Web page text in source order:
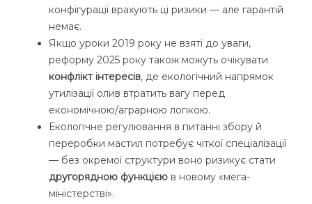
конфігурації врахують ці ризики — але гарантій
немає.
Якщо уроки 2019 року не взяті до уваги,
реформу 2025 року також можуть очікувати
конфлікт інтересів, де екологічний напрямок
утилізації олив втратить вагу перед
економічною/аграрною логікою.
Екологічне регулювання в питанні збору й
переробки мастил потребує чіткої спеціалізації
— без окремої структури воно ризикує стати
другорядною функцією в новому «мега-
міністерстві».